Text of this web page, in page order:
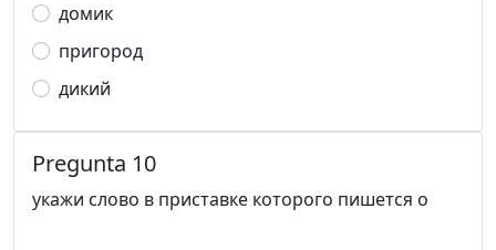
домик
пригород
дикий
Pregunta 10
укажи слово в приставке которого пишется о